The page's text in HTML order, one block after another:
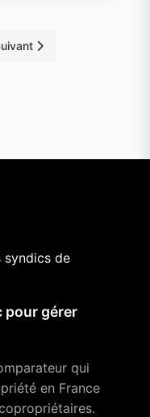
syndics de
pour gérer
qui
en France